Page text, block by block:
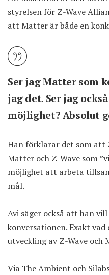
styrelsen för Z-Wave
att Matter är både en
Ser jag Matter som
jag det. Ser jag
möjlighet? Absolut
Han förklarar det som att
Matter och Z-Wave som
möjlighet att arbeta
mål.
Avi säger också att han
konversationen. Exakt
utveckling av Z-Wave
Via The Ambient och